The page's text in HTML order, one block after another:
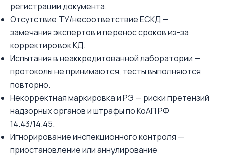
регистрации документа.
Отсутствие ТУ/несоответствие ЕСКД —
замечания экспертов и перенос сроков из-за
корректировок КД.
Испытания в неаккредитованной лаборатории —
протоколы не принимаются, тесты выполняются
повторно.
Некорректная маркировка и РЭ — риски претензий
надзорных органов и штрафы по КоАП РФ
14.43/14.45.
Игнорирование инспекционного контроля —
приостановление или аннулирование